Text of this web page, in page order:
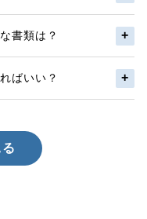
書類は？
ばいい？